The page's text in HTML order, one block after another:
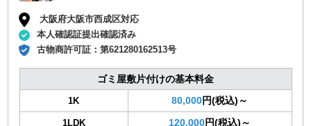
大阪府大阪市西成区対応
本人確認証提出確認済み
古物商許可証：第621280162513号
ゴミ屋敷片付けの基本料金
1K 80,000円(税込)～
1LDK 120,000円(税込)～